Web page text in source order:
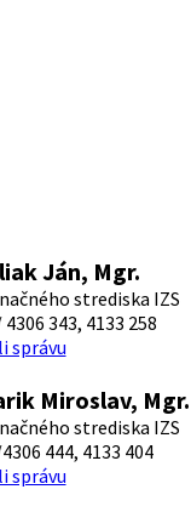
Ján, Mgr.
strediska IZS
343, 4133 258
správu
Miroslav, Mgr.
strediska IZS
444, 4133 404
správu